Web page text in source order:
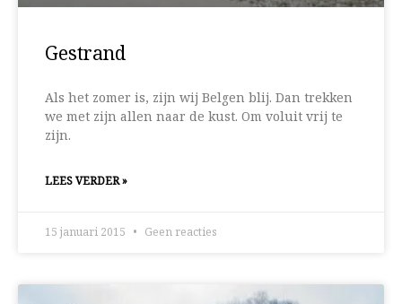
Gestrand
Als het zomer is, zijn wij Belgen blij. Dan trekken
we met zijn allen naar de kust. Om voluit vrij te
zijn.
LEES VERDER »
15 januari 2015 Geen reacties